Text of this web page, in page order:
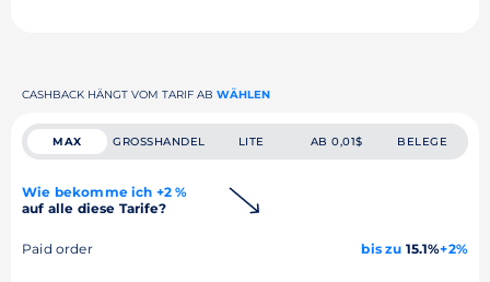
CASHBACK HÄNGT VOM TARIF AB WÄHLEN
MAX GROSSHANDEL LITE AB 0,01$ BELEGE
Wie bekomme ich +2 %
auf alle diese Tarife?
Paid order bis zu 15.1%+2%